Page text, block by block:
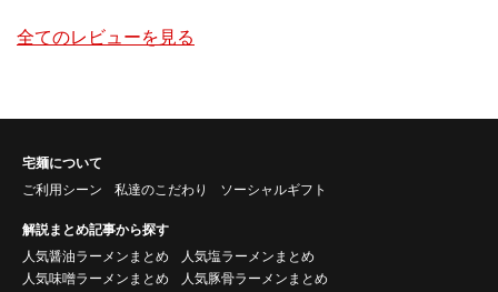
全てのレビューを見る
宅麺について
ご利用シーン
私達のこだわり ソーシャルギフト
解説まとめ記事から探す
人気醤油ラーメンまとめ
人気塩ラーメンまとめ
人気味噌ラーメンまとめ
人気豚骨ラーメンまとめ